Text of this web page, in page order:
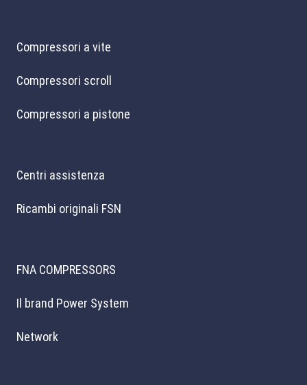
Compressori a vite
Compressori scroll
Compressori a pistone
Centri assistenza
Ricambi originali FSN
FNA COMPRESSORS
Il brand Power System
Network